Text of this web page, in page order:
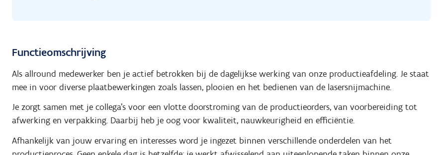
Functieomschrijving
Als allround medewerker ben je actief betrokken bij de dagelijkse werking van onze productieafdeling. Je staat
mee in voor diverse plaatbewerkingen zoals lassen, plooien en het bedienen van de lasersnijmachine.
Je zorgt samen met je collega’s voor een vlotte doorstroming van de productieorders, van voorbereiding tot
afwerking en verpakking. Daarbij heb je oog voor kwaliteit, nauwkeurigheid en efficiëntie.
Afhankelijk van jouw ervaring en interesses word je ingezet binnen verschillende onderdelen van het